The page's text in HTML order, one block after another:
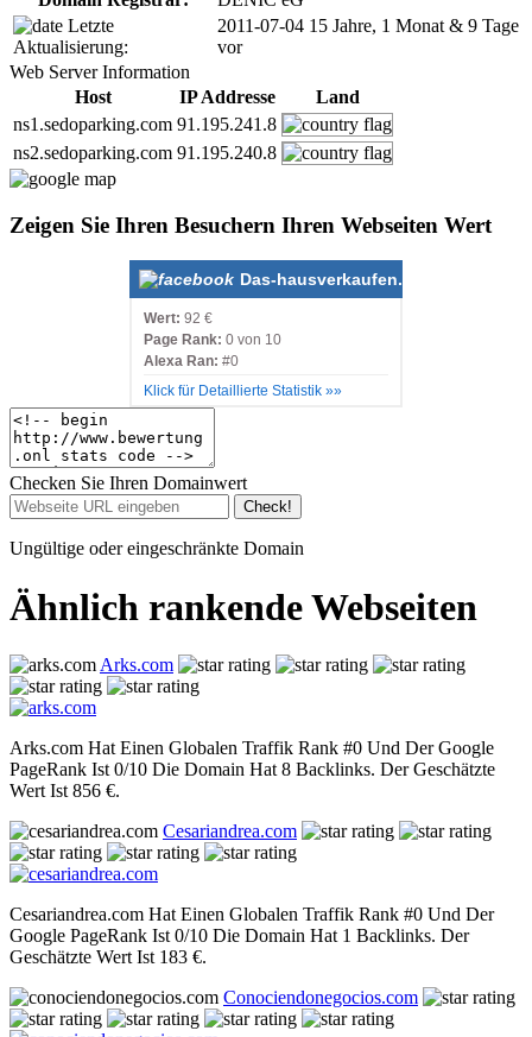
Letzte
Aktualisierung:
2011-07-04 15 Jahre, 1 Monat & 9 Tage
vor
Web Server Information
Host
IP Addresse
Land
ns1.sedoparking.com 91.195.241.8
ns2.sedoparking.com 91.195.240.8
Zeigen Sie Ihren Besuchern Ihren Webseiten Wert
Das-hausverkaufen.de
Wert: 92 €
Page Rank: 0 von 10
Alexa Ran: #0
Klick für Detaillierte Statistik »»
Checken Sie Ihren Domainwert
Check!
Ungültige oder eingeschränkte Domain
Ähnlich rankende Webseiten
Arks.com
Arks.com Hat Einen Globalen Traffik Rank #0 Und Der Google
PageRank Ist 0/10 Die Domain Hat 8 Backlinks. Der Geschätzte
Wert Ist 856 €.
Cesariandrea.com
Cesariandrea.com Hat Einen Globalen Traffik Rank #0 Und Der
Google PageRank Ist 0/10 Die Domain Hat 1 Backlinks. Der
Geschätzte Wert Ist 183 €.
Conociendonegocios.com